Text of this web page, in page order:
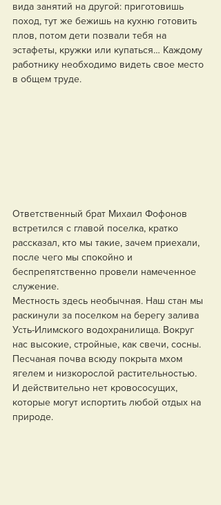
вида занятий на другой: приготовишь
поход, тут же бежишь на кухню готовить
плов, потом дети позвали тебя на
эстафеты, кружки или купаться… Каждому
работнику необходимо видеть свое место
в общем труде.
Ответственный брат Михаил Фофонов
встретился с главой поселка, кратко
рассказал, кто мы такие, зачем приехали,
после чего мы спокойно и
беспрепятственно провели намеченное
служение.
Местность здесь необычная. Наш стан мы
раскинули за поселком на берегу залива
Усть-Илимского водохранилища. Вокруг
нас высокие, стройные, как свечи, сосны.
Песчаная почва всюду покрыта мхом
ягелем и низкорослой растительностью.
И действительно нет кровососущих,
которые могут испортить любой отдых на
природе.